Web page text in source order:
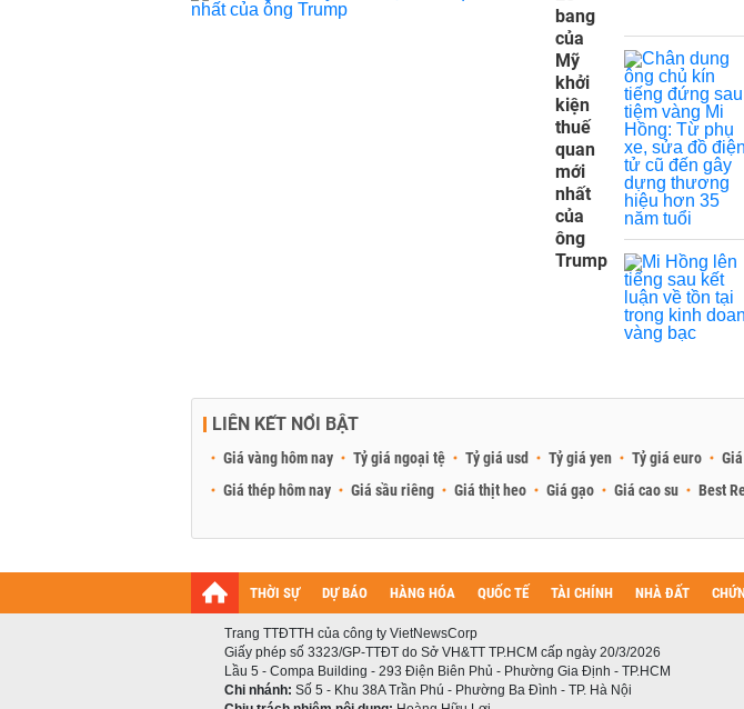
bang
của
Mỹ
khởi
kiện
thuế
quan
mới
nhất
của
ông
Trump
LIÊN KẾT NỔI BẬT
Giá vàng hôm nay Tỷ giá ngoại tệ Tỷ giá usd Tỷ giá yen Tỷ giá euro
Giá thép hôm nay
Giá sầu riêng Giá thịt heo Giá gạo Giá cao su Best
THỜI SỰ DỰ BÁO HÀNG HÓA QUỐC TẾ TÀI CHÍNH NHÀ ĐẤT
Trang TTĐTTH của công ty VietNewsCorp
Giấy phép số 3323/GP-TTĐT do Sở VH&TT TP.HCM cấp ngày 20/3/2026
Lầu 5 - Compa Building - 293 Điện Biên Phủ - Phường Gia Định - TP.HCM
Chi nhánh: Số 5 - Khu 38A Trần Phú - Phường Ba Đình - TP. Hà Nội